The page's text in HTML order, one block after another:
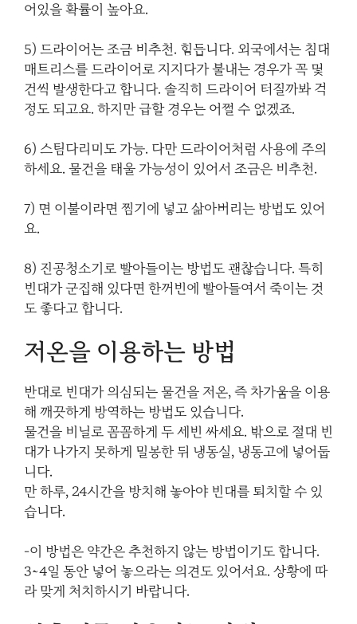
어있을 확률이 높아요.
5) 드라이어는 조금 비추천. 힘듭니다. 외국에서는 침대
매트리스를 드라이어로 지지다가 불내는 경우가 꼭 몇
건씩 발생한다고 합니다. 솔직히 드라이어 터질까봐 걱
정도 되고요. 하지만 급할 경우는 어쩔 수 없겠죠.
6) 스팀다리미도 가능. 다만 드라이어처럼 사용에 주의
하세요. 물건을 태울 가능성이 있어서 조금은 비추천.
7) 면 이불이라면 찜기에 넣고 삶아버리는 방법도 있어
요.
8) 진공청소기로 빨아들이는 방법도 괜찮습니다. 특히
빈대가 군집해 있다면 한꺼번에 빨아들여서 죽이는 것
도 좋다고 합니다.
저온을 이용하는 방법
반대로 빈대가 의심되는 물건을 저온, 즉 차가움을 이용
해 깨끗하게 방역하는 방법도 있습니다.
물건을 비닐로 꼼꼼하게 두 세번 싸세요. 밖으로 절대 빈
대가 나가지 못하게 밀봉한 뒤 냉동실, 냉동고에 넣어둡
니다.
만 하루, 24시간을 방치해 놓아야 빈대를 퇴치할 수 있
습니다.
-이 방법은 약간은 추천하지 않는 방법이기도 합니다.
3~4일 동안 넣어 놓으라는 의견도 있어서요. 상황에 따
라 맞게 처치하시기 바랍니다.